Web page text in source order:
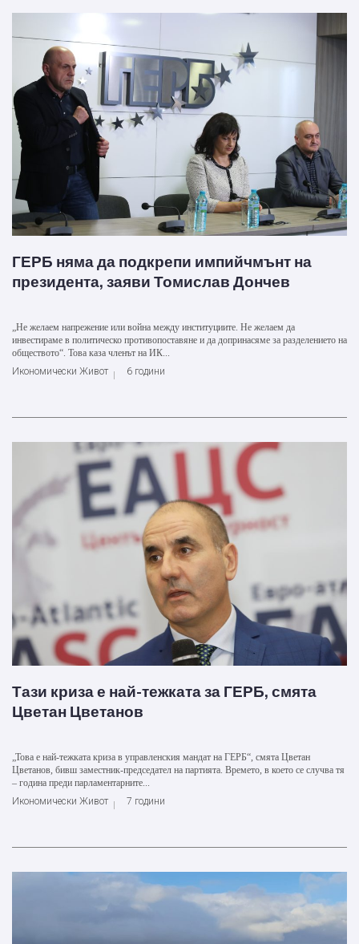
ГЕРБ няма да подкрепи импийчмънт на
президента, заяви Томислав Дончев
„Не желаем напрежение или война между институциите. Не желаем да
инвестираме в политическо противопоставяне и да допринасяме за разделението на
обществото“. Това каза членът на ИК...
Икономически Живот
6 години
Тази криза е най-тежката за ГЕРБ, смята
Цветан Цветанов
„Това е най-тежката криза в управленския мандат на ГЕРБ“, смята Цветан
Цветанов, бивш заместник-председател на партията. Времето, в което се случва тя
– година преди парламентарните...
Икономически Живот
7 години